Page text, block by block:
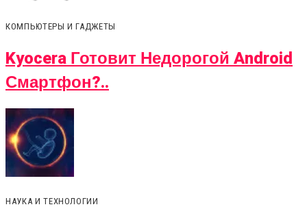
КОМПЬЮТЕРЫ И ГАДЖЕТЫ
Kyocera Готовит Недорогой Android
Смартфон?..
НАУКА И ТЕХНОЛОГИИ